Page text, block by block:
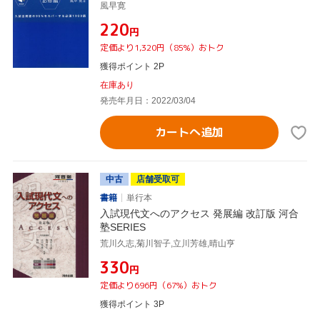
風早寛
¥220円
定価より1,320円（85%）おトク
獲得ポイント 2P
在庫あり
発売年月日：2022/03/04
カートへ追加
中古
店舗受取可
書籍
単行本
入試現代文へのアクセス 発展編 改訂版 河合
塾SERIES
荒川久志,菊川智子,立川芳雄,晴山亨
¥330円
定価より696円（67%）おトク
獲得ポイント 3P